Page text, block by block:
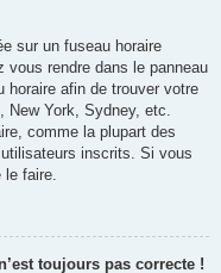
sur un fuseau horaire
rendre dans le panneau
horaire afin de trouver votre
York, Sydney, etc.
comme la plupart des
inscrits. Si vous
le faire.
toujours pas correcte !